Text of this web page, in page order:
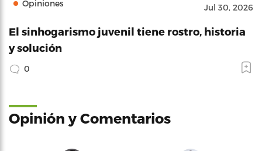
Opiniones Jul 30, 2026
El sinhogarismo juvenil tiene rostro, historia
y solución
0
Opinión y Comentarios